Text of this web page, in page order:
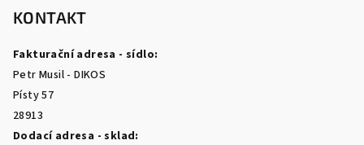
KONTAKT
Fakturační adresa - sídlo:
Petr Musil - DIKOS
Písty 57
28913
Dodací adresa - sklad: